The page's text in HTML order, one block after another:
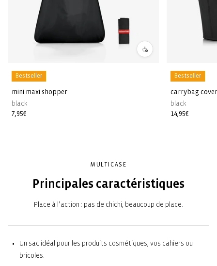
Bestseller
mini maxi shopper
black
Prix
7,95€
Bestseller
carrybag
black
Prix
14,95€
MULTICASE
Principales caractéristiques
Place à l’action : pas de chichi, beaucoup de place.
Un sac idéal pour les produits cosmétiques, vos cahiers ou
bricoles.